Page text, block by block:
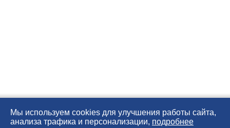
Мы используем cookies для улучшения работы сайта,
анализа трафика и персонализации, подробнее